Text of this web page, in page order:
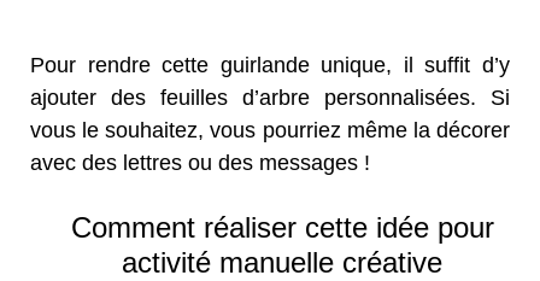
Pour rendre cette guirlande unique, il suffit d’y
ajouter des feuilles d’arbre personnalisées. Si
vous le souhaitez, vous pourriez même la décorer
avec des lettres ou des messages !
Comment réaliser cette idée pour
activité manuelle créative